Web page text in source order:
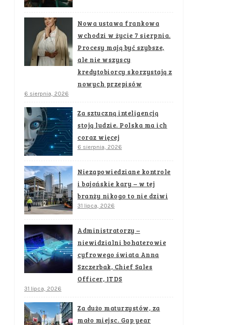
Nowa ustawa frankowa
wchodzi w życie 7 sierpnia.
Procesy mają być szybsze,
ale nie wszyscy
kredytobiorcy skorzystają z
nowych przepisów
6 sierpnia, 2026
Za sztuczną inteligencją
stoją ludzie. Polska ma ich
coraz więcej
6 sierpnia, 2026
Niezapowiedziane kontrole
i bajońskie kary – w tej
branży nikogo to nie dziwi
31 lipca, 2026
Administratorzy –
niewidzialni bohaterowie
cyfrowego świata Anna
Szczerbak, Chief Sales
Officer, ITDS
31 lipca, 2026
Za dużo maturzystów, za
mało miejsc. Gap year